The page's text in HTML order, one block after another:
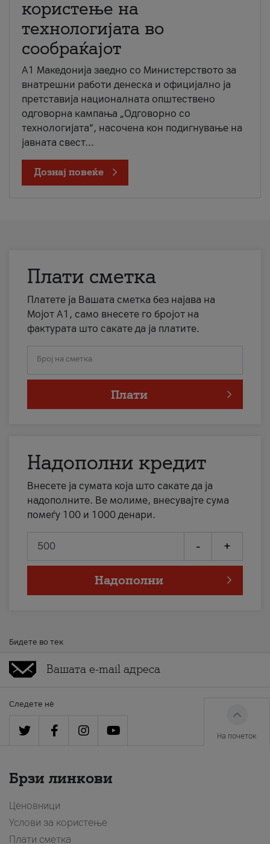
користење на
технологијата во
сообраќајот
A1 Македонија заедно со Министерството за
внатрешни работи денеска и официјално ја
претставија националната општествено
одговорна кампања „Одговорно со
технологијата“, насочена кон подигнување на
јавната свест...
Дознај повеќе
Плати сметка
Платете ја Вашата сметка без најава на
Мојот А1, само внесете го бројот на
фактурата што сакате да ја платите.
Број на сметка
Плати
Надополни кредит
Внесете ја сумата која што сакате да ја
надополните. Ве молиме, внесувајте сума
помеѓу 100 и 1000 денари.
- +
Надополни
Бидете во тек
Следете нè
На почеток
Брзи линкови
Ценовници
Услови за користење
Плати сметка